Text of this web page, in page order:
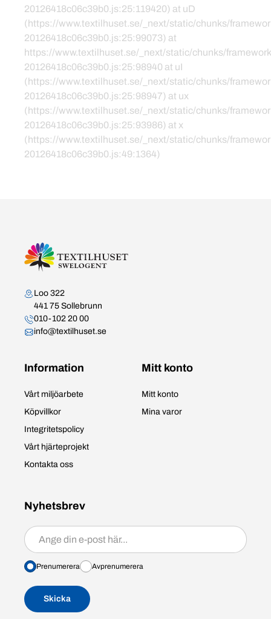
20126418c06c39b0.js:25:119420) at uD
(https://www.textilhuset.se/_next/static/chunks/
20126418c06c39b0.js:25:99073) at
https://www.textilhuset.se/_next/static/chunks/
20126418c06c39b0.js:25:98940 at uI
(https://www.textilhuset.se/_next/static/chunks/
20126418c06c39b0.js:25:98947) at ux
(https://www.textilhuset.se/_next/static/chunks/
20126418c06c39b0.js:25:93986) at x
(https://www.textilhuset.se/_next/static/chunks/
20126418c06c39b0.js:49:1364)
Kontakta oss
Loo 322
441 75 Sollebrunn
010-102 20 00
info@textilhuset.se
Information
Vårt miljöarbete
Köpvillkor
Integritetspolicy
Vårt hjärteprojekt
Kontakta oss
Mitt konto
Mitt konto
Mina varor
Nyhetsbrev
Prenumerera/avprenumerera
Prenumerera Avprenumerera
Skicka